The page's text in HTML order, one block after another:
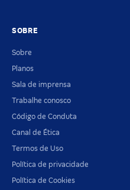
SOBRE
Sobre
Planos
Sala de imprensa
Trabalhe conosco
Código de Conduta
Canal de Ética
Termos de Uso
Política de privacidade
Política de Cookies